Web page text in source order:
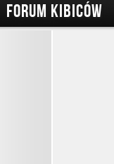
FORUM KIBICÓW